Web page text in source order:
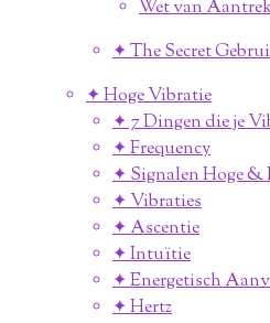
Wet van
✦ The Secret
✦ Hoge Vibratie
✦ 7 Dingen die je
✦ Frequency
✦ Signalen Hoge &
✦ Vibraties
✦ Ascentie
✦ Intuïtie
✦ Energetisch
✦ Hertz